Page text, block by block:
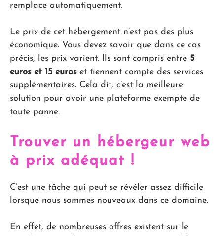
remplace automatiquement.
Le prix de cet hébergement n’est pas des plus
économique. Vous devez savoir que dans ce cas
précis, les prix varient. Ils sont compris entre 5
euros et 15 euros et tiennent compte des services
supplémentaires. Cela dit, c’est la meilleure
solution pour avoir une plateforme exempte de
toute panne.
Trouver un hébergeur web
à prix adéquat !
C’est une tâche qui peut se révéler assez difficile
lorsque nous sommes nouveaux dans ce domaine.
En effet, de nombreuses offres existent sur le